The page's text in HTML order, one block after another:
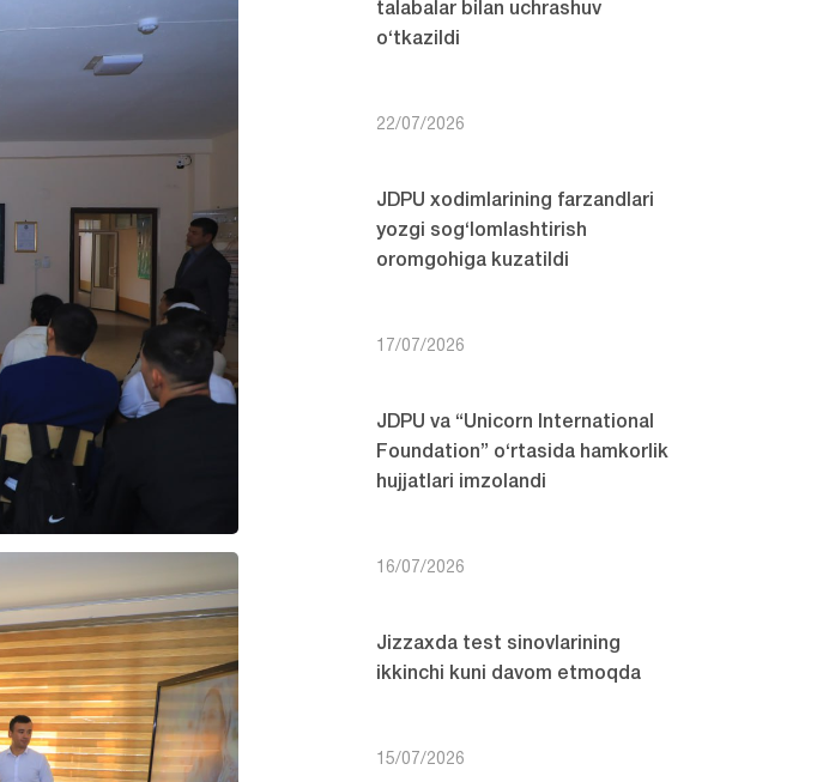
talabalar bilan uchrashuv
o‘tkazildi
22/07/2026
JDPU xodimlarining farzandlari
yozgi sog‘lomlashtirish
oromgohiga kuzatildi
17/07/2026
JDPU va “Unicorn International
Foundation” o‘rtasida hamkorlik
hujjatlari imzolandi
16/07/2026
Jizzaxda test sinovlarining
ikkinchi kuni davom etmoqda
15/07/2026